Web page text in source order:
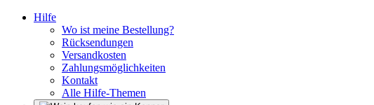
Hilfe
Wo ist meine Bestellung?
Rücksendungen
Versandkosten
Zahlungsmöglichkeiten
Kontakt
Alle Hilfe-Themen